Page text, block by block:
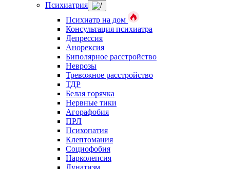
Психиатрия
Психиатр на дом
Консультация психиатра
Депрессия
Анорексия
Биполярное расстройство
Неврозы
Тревожное расстройство
ТДР
Белая горячка
Нервные тики
Агорафобия
ПРЛ
Психопатия
Клептомания
Социофобия
Нарколепсия
Лунатизм